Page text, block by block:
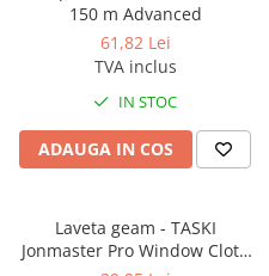
150 m Advanced
61,82 Lei
TVA inclus
IN STOC
ADAUGA IN COS
Laveta geam - TASKI
Jonmaster Pro Window Cloth